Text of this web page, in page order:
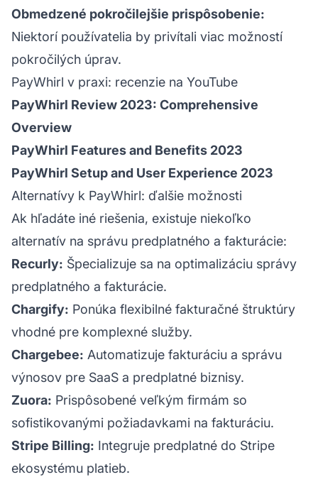
Obmedzené pokročilejšie prispôsobenie:
Niektorí používatelia by privítali viac možností
pokročilých úprav.
PayWhirl v praxi: recenzie na YouTube
PayWhirl Review 2023: Comprehensive
Overview
PayWhirl Features and Benefits 2023
PayWhirl Setup and User Experience 2023
Alternatívy k PayWhirl: ďalšie možnosti
Ak hľadáte iné riešenia, existuje niekoľko
alternatív na správu predplatného a fakturácie:
Recurly: Špecializuje sa na optimalizáciu správy
predplatného a fakturácie.
Chargify: Ponúka flexibilné fakturačné štruktúry
vhodné pre komplexné služby.
Chargebee: Automatizuje fakturáciu a správu
výnosov pre SaaS a predplatné biznisy.
Zuora: Prispôsobené veľkým firmám so
sofistikovanými požiadavkami na fakturáciu.
Stripe Billing: Integruje predplatné do Stripe
ekosystému platieb.